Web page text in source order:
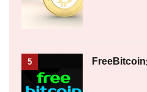
5 FreeBitcoin